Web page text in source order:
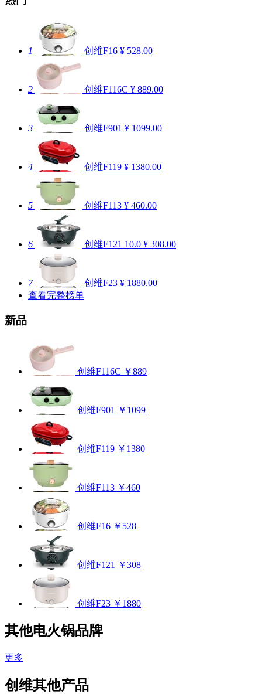
1 创维F16 ¥ 528.00
2 创维F116C ¥ 889.00
3 创维F901 ¥ 1099.00
4 创维F119 ¥ 1380.00
5 创维F113 ¥ 460.00
6 创维F121 10.0 ¥ 308.00
7 创维F23 ¥ 1880.00
查看完整榜单
新品
创维F116C ￥889
创维F901 ￥1099
创维F119 ￥1380
创维F113 ￥460
创维F16 ￥528
创维F121 ￥308
创维F23 ￥1880
其他电火锅品牌
更多
创维其他产品